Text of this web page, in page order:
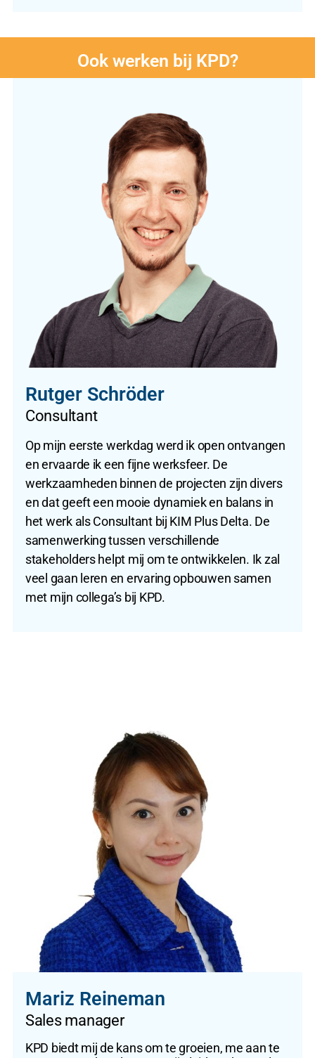
Ook werken bij KPD?
Rutger Schröder
Consultant
Op mijn eerste werkdag werd ik open ontvangen
en ervaarde ik een fijne werksfeer. De
werkzaamheden binnen de projecten zijn divers
en dat geeft een mooie dynamiek en balans in
het werk als Consultant bij KIM Plus Delta. De
samenwerking tussen verschillende
stakeholders helpt mij om te ontwikkelen. Ik zal
veel gaan leren en ervaring opbouwen samen
met mijn collega’s bij KPD.
Mariz Reineman
Sales manager
KPD biedt mij de kans om te groeien, me aan te